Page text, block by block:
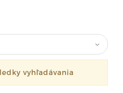
vyhľadávania